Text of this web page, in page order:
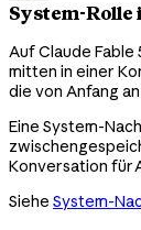
System-Rolle
Auf Claude Fable
mitten in einer
die von Anfang
Eine System-
Konversation für
Siehe System-